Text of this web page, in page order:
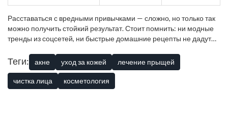
Расставаться с вредными привычками — сложно, но только так
можно получить стойкий результат. Стоит помнить: ни модные
тренды из соцсетей, ни быстрые домашние рецепты не дадут
выбрать, лучше проконсультироваться с врачом или
косметологом, который в темеакнене понаслышке.
Теги: акне уход за кожей лечение прыщей
чистка лица косметология